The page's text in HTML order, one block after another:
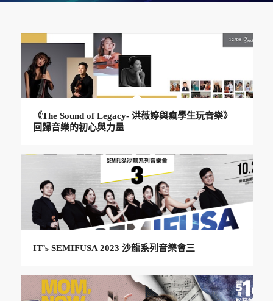
《The Sound of Legacy- 洪薇婷與瘋學生玩音樂》
回歸音樂的初心與力量
IT’s SEMIFUSA 2023 沙龍系列音樂會三